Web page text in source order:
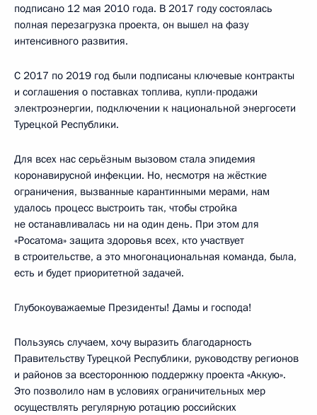
подписано 12 мая 2010 года. В 2017 году состоялась
полная перезагрузка проекта, он вышел на фазу
интенсивного развития.
С 2017 по 2019 год были подписаны ключевые контракты
и соглашения о поставках топлива, купли-продажи
электроэнергии, подключении к национальной энергосети
Турецкой Республики.
Для всех нас серьёзным вызовом стала эпидемия
коронавирусной инфекции. Но, несмотря на жёсткие
ограничения, вызванные карантинными мерами, нам
удалось процесс выстроить так, чтобы стройка
не останавливалась ни на один день. При этом для
«Росатома» защита здоровья всех, кто участвует
в строительстве, а это многонациональная команда, была,
есть и будет приоритетной задачей.
Глубокоуважаемые Президенты! Дамы и господа!
Пользуясь случаем, хочу выразить благодарность
Правительству Турецкой Республики, руководству регионов
и районов за всестороннюю поддержку проекта «Аккую».
Это позволило нам в условиях ограничительных мер
осуществлять регулярную ротацию российских